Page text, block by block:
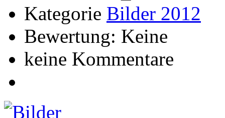
Kategorie Bilder 2012
Bewertung: Keine
keine Kommentare